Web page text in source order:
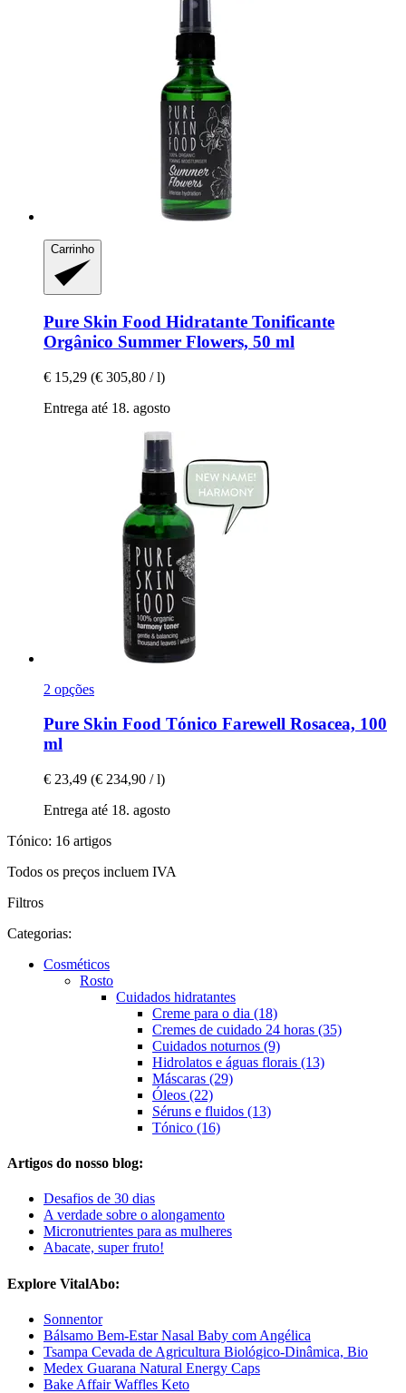
Carrinho
Pure Skin Food Hidratante Tonificante
Orgânico Summer Flowers, 50 ml
€ 15,29 (€ 305,80 / l)
Entrega até 18. agosto
2 opções
Pure Skin Food Tónico Farewell Rosacea, 100
ml
€ 23,49 (€ 234,90 / l)
Entrega até 18. agosto
Tónico: 16 artigos
Todos os preços incluem IVA
Filtros
Categorias:
Cosméticos
Rosto
Cuidados hidratantes
Creme para o dia (18)
Cremes de cuidado 24 horas (35)
Cuidados noturnos (9)
Hidrolatos e águas florais (13)
Máscaras (29)
Óleos (22)
Séruns e fluidos (13)
Tónico (16)
Artigos do nosso blog:
Desafios de 30 dias
A verdade sobre o alongamento
Micronutrientes para as mulheres
Abacate, super fruto!
Explore VitalAbo:
Sonnentor
Bálsamo Bem-Estar Nasal Baby com Angélica
Tsampa Cevada de Agricultura Biológico-Dinâmica, Bio
Medex Guarana Natural Energy Caps
Bake Affair Waffles Keto